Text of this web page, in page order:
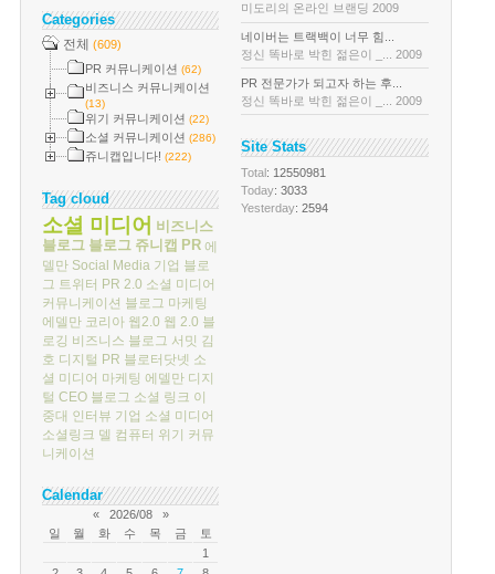
Categories
전체 (609)
PR 커뮤니케이션 (62)
비즈니스 커뮤니케이션
(13)
위기 커뮤니케이션 (22)
소셜 커뮤니케이션 (286)
쥬니캡입니다! (222)
Tag cloud
소셜 미디어 비즈니스
블로그 블로그 쥬니캡 PR 에
델만 Social Media 기업 블로
그 트위터 PR 2.0 소셜 미디어
커뮤니케이션 블로그 마케팅
에델만 코리아 웹2.0 웹 2.0 블
로깅 비즈니스 블로그 서밋 김
호 디지털 PR 블로터닷넷 소
셜 미디어 마케팅 에델만 디지
털 CEO 블로그 소셜 링크 이
중대 인터뷰 기업 소셜 미디어
소셜링크 델 컴퓨터 위기 커뮤
니케이션
Calendar
« 2026/08
»
일
월 화 수 목 금
토
1
미도리의 온라인 브랜딩 2009
네이버는 트랙백이 너무 힘...
정신 똑바로 박힌 젊은이 _... 2009
PR 전문가가 되고자 하는 후...
정신 똑바로 박힌 젊은이 _... 2009
Site Stats
Total: 12550981
Today: 3033
Yesterday: 2594